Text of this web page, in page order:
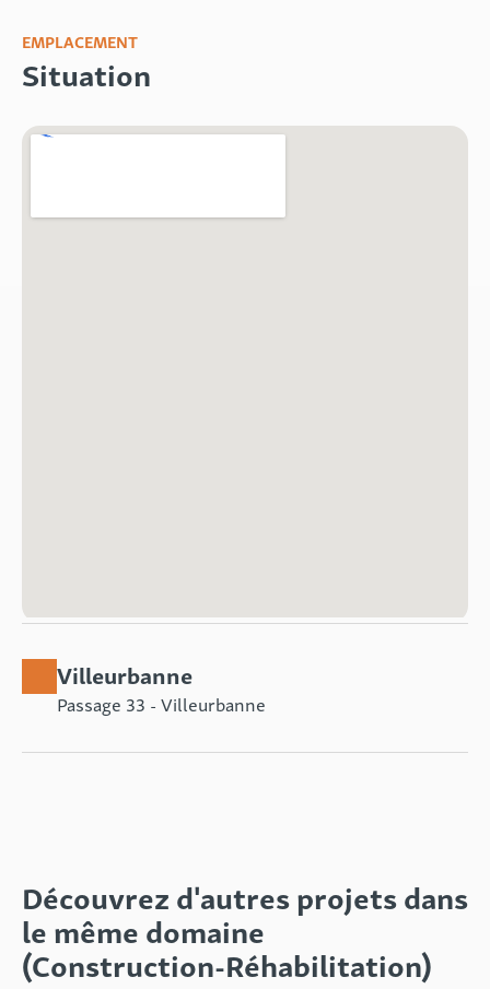
EMPLACEMENT
Situation
Villeurbanne
Passage 33 - Villeurbanne
Découvrez d'autres projets dans
le même domaine
(Construction-Réhabilitation)